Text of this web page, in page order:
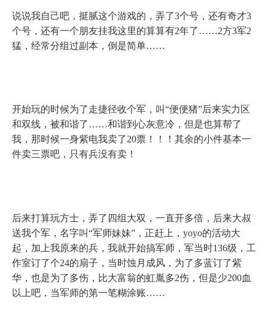
说说我自己吧，挺腻这个游戏的，弄了3个号，还有奇才3
个号，还有一个朋友挂我这里的算算有2年了……2方3军2
猛，经常分组过副本，倒是简单……
开始玩的时候为了走捷径收个军，叫“便便猪”后来实力区
和双线，被和谐了……和谐到心灰意冷，但是也算帮了
我，那时候一身紫电我卖了20票！！！其余的小件基本一
件卖三票吧，只有兵没有卖！
后来打算玩方士，弄了四组大双，一直开多倍，后来大叔
送我个军，名字叫“军师妹妹”，正赶上， yoyo的活动大
起，加上我原来的兵，我就开始搞军师，军当时136级，工
作室订了个24的扇子，当时蚀月成风，为了多蓝订了紫
华，也是为了多伤，比大富翁的虹胤多2伤，但是少200血
以上吧，当军师的第一笔糊涂账……